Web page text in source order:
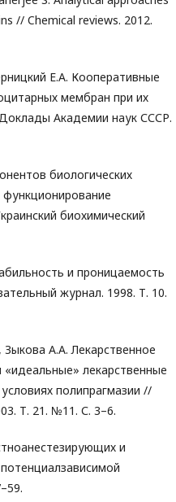
// Chemical reviews. 2012.
Е.А. Кооперативные
мембран при их
Академии наук СССР.
биологических
биохимический
и проницаемость
журнал. 1998. Т. 10.
А.А. Лекарственное
лекарственные
полипрагмазии //
Т. 21. №11. С. 3–6.
и